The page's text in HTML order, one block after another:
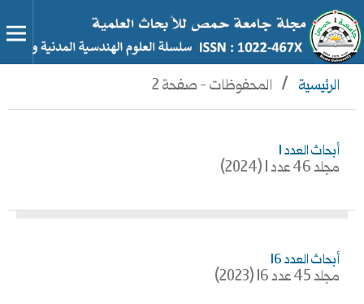
الرئيسية / المحفوظات - صفحة 2
أبحاث العدد 1
مجلد 46 عدد 1 (2024)
أبحاث العدد 16
مجلد 45 عدد 16 (2023)